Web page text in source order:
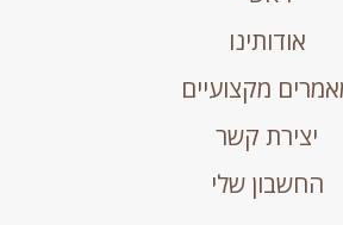
אודותינו
מקצועיים
יצירת קשר
החשבון שלי